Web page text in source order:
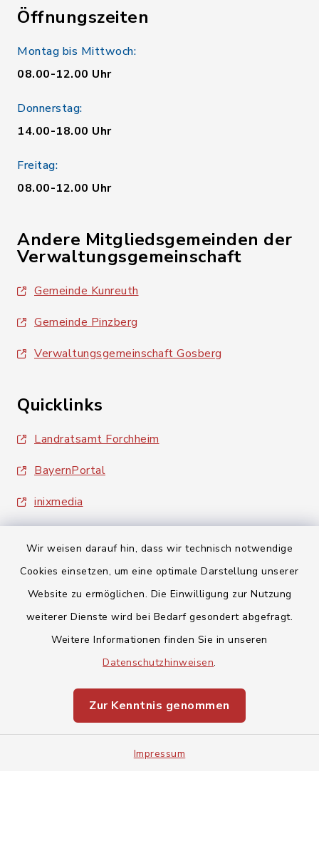
Wir weisen darauf hin, dass wir technisch notwendige
Cookies einsetzen, um eine optimale Darstellung unserer
Website zu ermöglichen. Die Einwilligung zur Nutzung
weiterer Dienste wird bei Bedarf gesondert abgefragt.
Weitere Informationen finden Sie in unseren
Datenschutzhinweisen.
Zur Kenntnis genommen
Impressum
Öffnungszeiten
Montag bis Mittwoch:
08.00-12.00 Uhr
Donnerstag:
14.00-18.00 Uhr
Freitag:
08.00-12.00 Uhr
Andere Mitgliedsgemeinden der
Verwaltungsgemeinschaft
Gemeinde Kunreuth
Gemeinde Pinzberg
Verwaltungsgemeinschaft Gosberg
Quicklinks
Landratsamt Forchheim
BayernPortal
inixmedia
Barrierefreiheit
Impressum
Sitemap